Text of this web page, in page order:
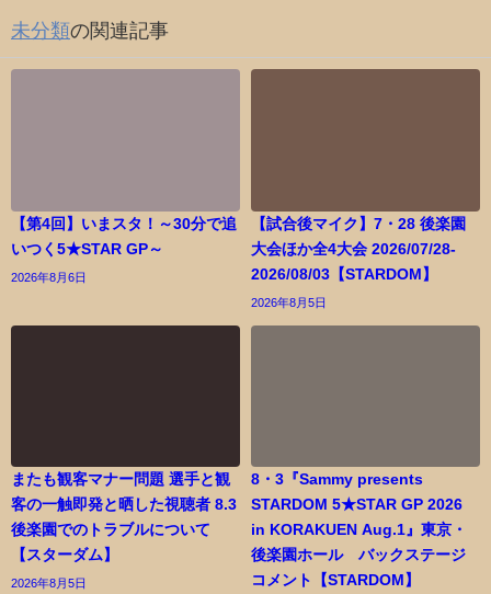
未分類の関連記事
【第4回】いまスタ！～30分で追
いつく5★STAR GP～
2026年8月6日
【試合後マイク】7・28 後楽園
大会ほか全4大会 2026/07/28-
2026/08/03【STARDOM】
2026年8月5日
またも観客マナー問題 選手と観
客の一触即発と晒した視聴者 8.3
後楽園でのトラブルについて
【スターダム】
2026年8月5日
8・3『Sammy presents
STARDOM 5★STAR GP 2026
in KORAKUEN Aug.1』東京・
後楽園ホール バックステージ
コメント【STARDOM】